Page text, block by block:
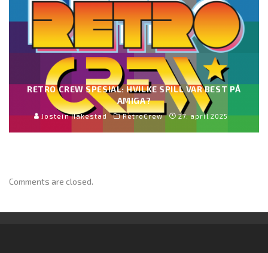
RETRO CREW SPESIAL: HVILKE SPILL VAR BEST PÅ
AMIGA?
Jostein Hakestad RetroCrew 27. april 2025
Comments are closed.